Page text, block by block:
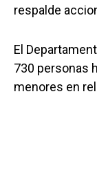
respalde
El
730 personas
menores en